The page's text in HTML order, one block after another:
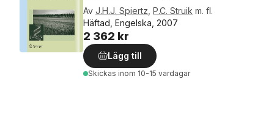
Av J.H.J. Spiertz P.C. Struik m. fl.
Häftad, Engelska, 2007
2 362 kr
Lägg till
Skickas inom 10-15 vardagar